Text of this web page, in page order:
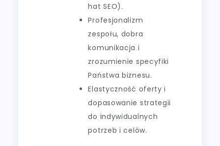
hat SEO).
Profesjonalizm
zespołu, dobra
komunikacja i
zrozumienie specyfiki
Państwa biznesu.
Elastyczność oferty i
dopasowanie strategii
do indywidualnych
potrzeb i celów.